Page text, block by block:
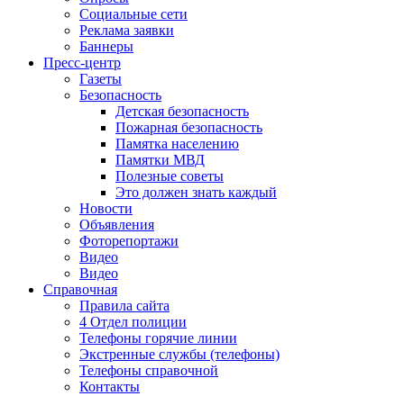
Социальные сети
Реклама заявки
Баннеры
Пресс-центр
Газеты
Безопасность
Детская безопасность
Пожарная безопасность
Памятка населению
Памятки МВД
Полезные советы
Это должен знать каждый
Новости
Объявления
Фоторепортажи
Видео
Видео
Справочная
Правила сайта
4 Отдел полиции
Телефоны горячие линии
Экстренные службы (телефоны)
Телефоны справочной
Контакты